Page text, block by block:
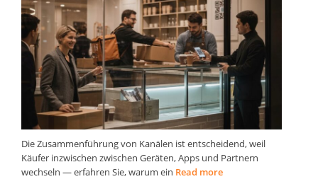
Die Zusammenführung von Kanälen ist entscheidend, weil
Käufer inzwischen zwischen Geräten, Apps und Partnern
wechseln — erfahren Sie, warum ein Read more